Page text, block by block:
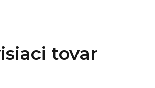
tovar